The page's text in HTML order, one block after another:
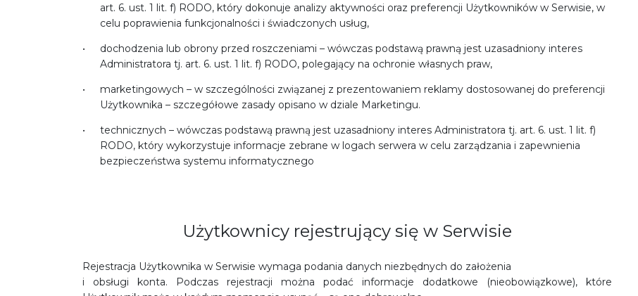
art. 6. ust. 1 lit. f) RODO, który dokonuje analizy aktywności oraz preferencji Użytkowników w Serwisie, w
celu poprawienia funkcjonalności i świadczonych usług,
dochodzenia lub obrony przed roszczeniami – wówczas podstawą prawną jest uzasadniony interes
Administratora tj. art. 6. ust. 1 lit. f) RODO, polegający na ochronie własnych praw,
marketingowych – w szczególności związanej z prezentowaniem reklamy dostosowanej do preferencji
Użytkownika – szczegółowe zasady opisano w dziale Marketingu.
technicznych – wówczas podstawą prawną jest uzasadniony interes Administratora tj. art. 6. ust. 1 lit. f)
RODO, który wykorzystuje informacje zebrane w logach serwera w celu zarządzania i zapewnienia
bezpieczeństwa systemu informatycznego
Użytkownicy rejestrujący się w Serwisie
Rejestracja Użytkownika w Serwisie wymaga podania danych niezbędnych do założenia
i obsługi konta. Podczas rejestracji można podać informacje dodatkowe (nieobowiązkowe), które